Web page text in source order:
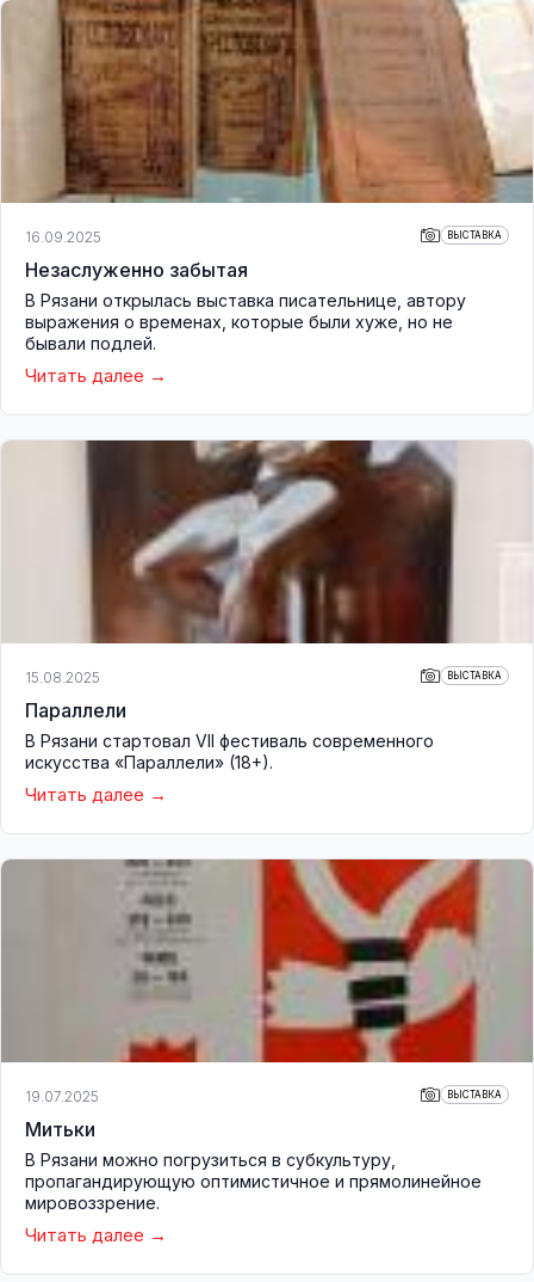
16.09.2025 ВЫСТАВКА
Незаслуженно забытая
В Рязани открылась выставка писательнице, автору
выражения о временах, которые были хуже, но не
бывали подлей.
Читать далее
15.08.2025 ВЫСТАВКА
Параллели
В Рязани стартовал VII фестиваль современного
искусства «Параллели» (18+).
Читать далее
19.07.2025 ВЫСТАВКА
Митьки
В Рязани можно погрузиться в субкультуру,
пропагандирующую оптимистичное и прямолинейное
мировоззрение.
Читать далее